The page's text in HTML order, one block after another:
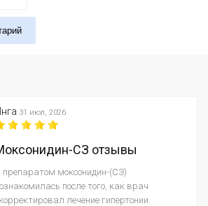
31 июл, 2026
СЗ отзывы
препаратом моксонидин-(СЗ)
после того, как врач
лечение гипертонии.